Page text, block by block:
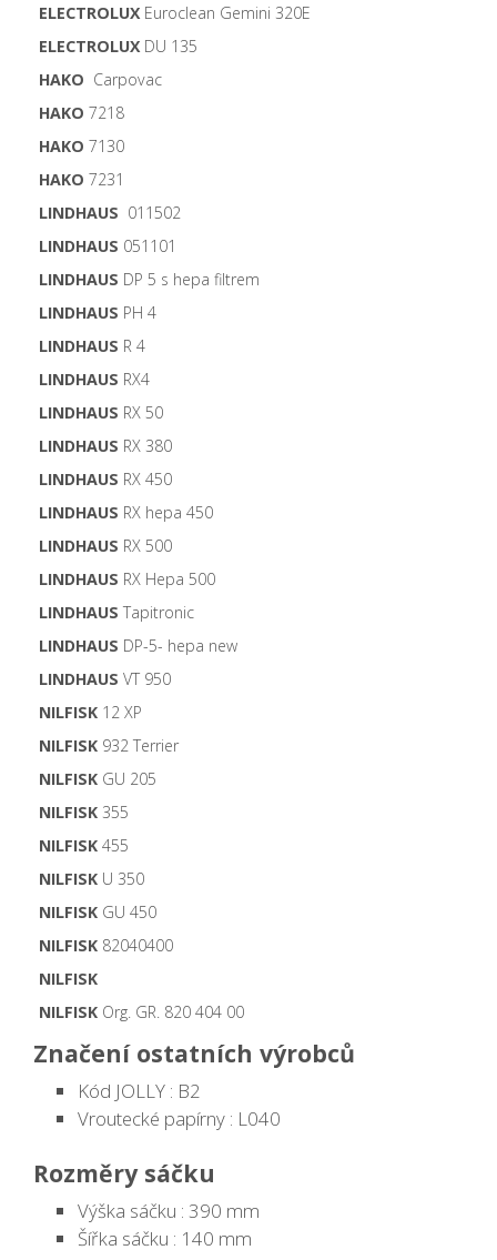
ELECTROLUXEuroclean Gemini 320E
ELECTROLUXDU 135
HAKO Carpovac
HAKO 7218
HAKO 7130
HAKO 7231
LINDHAUS 011502
LINDHAUS 051101
LINDHAUS DP 5 s hepa filtrem
LINDHAUS PH 4
LINDHAUS R 4
LINDHAUS RX4
LINDHAUS RX 50
LINDHAUS RX 380
LINDHAUS RX 450
LINDHAUS RX hepa 450
LINDHAUS RX 500
LINDHAUS RX Hepa 500
LINDHAUS Tapitronic
LINDHAUS DP-5- hepa new
LINDHAUS VT 950
NILFISK 12 XP
NILFISK 932 Terrier
NILFISK GU 205
NILFISK 355
NILFISK 455
NILFISK U 350
NILFISK GU 450
NILFISK 82040400
NILFISK
NILFISK Org. GR. 820 404 00
Značení ostatních výrobců
Kód JOLLY : B2
Vroutecké papírny : L040
Rozměry sáčku
Výška sáčku : 390 mm
Šířka sáčku : 140 mm